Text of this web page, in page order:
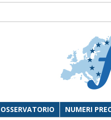
OSSERVATORIO NUMERI